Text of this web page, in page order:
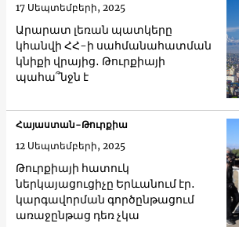
Արարատ լեռան պատկերը
կհանվի ՀՀ-ի սահմանահատման
կնիքի վրայից․ Թուրքիայի
պահա՞նջն է
17 Սեպտեմբերի, 2025
Թուրքիայի հատուկ
ներկայացուցիչը Երևանում էր․
կարգավորման գործընթացում
առաջընթաց դեռ չկա
Հայաստան-Թուրքիա
12 Սեպտեմբերի, 2025